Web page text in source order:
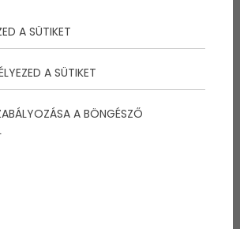
A SÜTIKET
A SÜTIKET
A BÖNGÉSZŐ